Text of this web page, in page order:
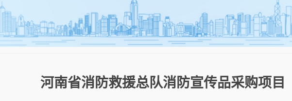
河南省消防救援总队消防宣传品采购项目